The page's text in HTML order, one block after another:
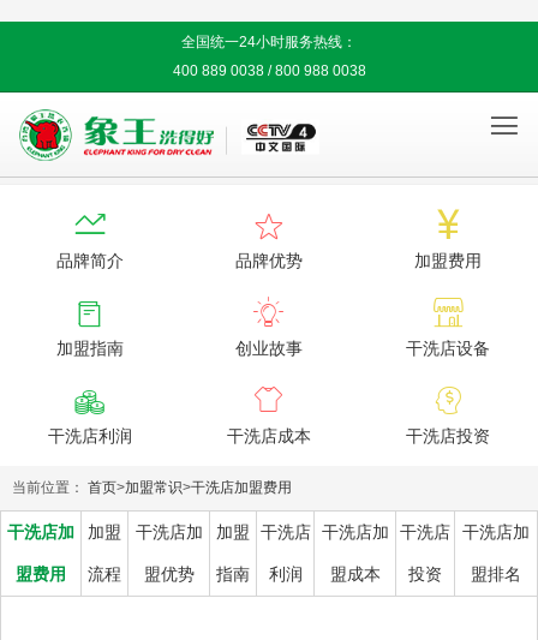
全国统一24小时服务热线：
400 889 0038 / 800 988 0038


品牌简介

品牌优势

加盟费用

加盟指南

创业故事

干洗店设备

干洗店利润

干洗店成本

干洗店投资
当前位置： 首页>加盟常识>干洗店加盟费用
干洗店加
盟费用
加盟
流程
干洗店加
盟优势
加盟
指南
干洗店
利润
干洗店加
盟成本
干洗店
投资
干洗店加
盟排名